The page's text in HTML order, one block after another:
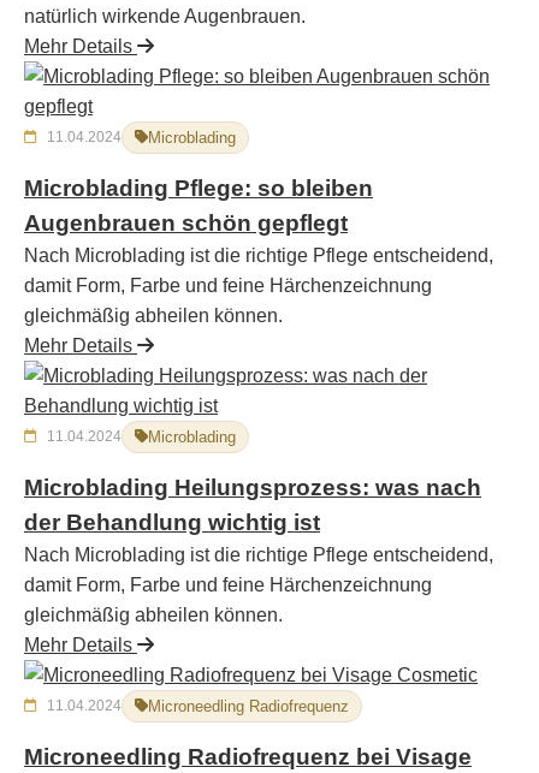
natürlich wirkende Augenbrauen.
Mehr Details
11.04.2024 Microblading
Microblading Pflege: so bleiben
Augenbrauen schön gepflegt
Nach Microblading ist die richtige Pflege entscheidend,
damit Form, Farbe und feine Härchenzeichnung
gleichmäßig abheilen können.
Mehr Details
11.04.2024 Microblading
Microblading Heilungsprozess: was nach
der Behandlung wichtig ist
Nach Microblading ist die richtige Pflege entscheidend,
damit Form, Farbe und feine Härchenzeichnung
gleichmäßig abheilen können.
Mehr Details
11.04.2024 Microneedling Radiofrequenz
Microneedling Radiofrequenz bei Visage